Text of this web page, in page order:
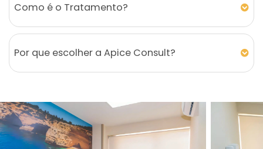
Como é o Tratamento?
Por que escolher a Apice Consult?